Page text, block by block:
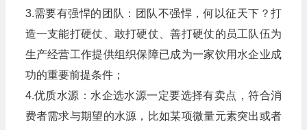
3.需要有强悍的团队：团队不强悍，何以征天下？打
造一支能打硬仗、敢打硬仗、善打硬仗的员工队伍为
生产经营工作提供组织保障已成为一家饮用水企业成
功的重要前提条件；
4.优质水源：水企选水源一定要选择有卖点，符合消
费者需求与期望的水源，比如某项微量元素突出或者